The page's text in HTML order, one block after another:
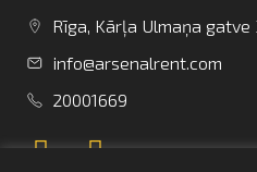
info@arsenalrent.com
+37120001669
Rīga, Kārļa Ulmaņa gatve
info@arsenalrent.com
20001669